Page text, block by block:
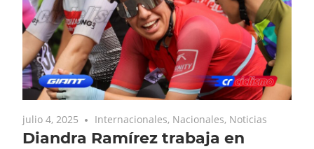
julio 4, 2025 Internacionales, Nacionales, Noticias
Diandra Ramírez trabaja en